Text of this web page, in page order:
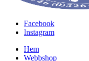
Facebook
Instagram
Hem
Webbshop